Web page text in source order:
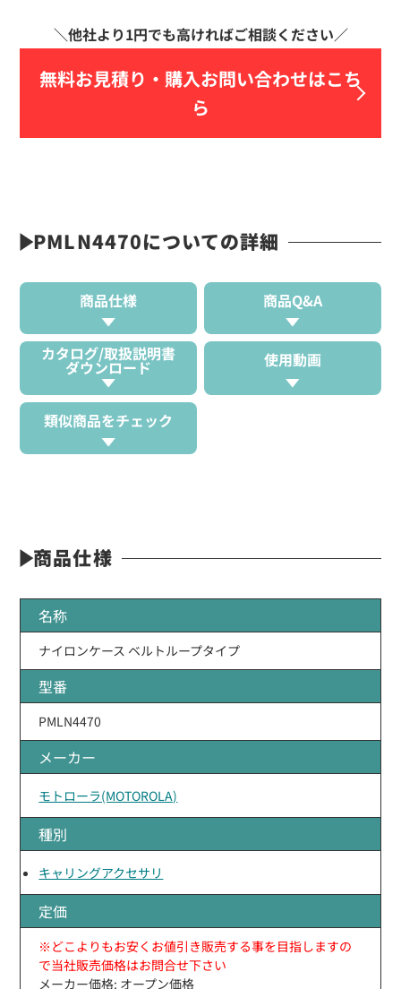
無料お見積り・ 購入お問い合わせはこち
ら
PMLN4470についての詳細
商品仕様 商品Q&A
カタログ/取扱説明書
ダウンロード 使用動画
類似商品をチェック
商品仕様
名称
ナイロンケース ベルトループタイプ
型番
PMLN4470
メーカー
モトローラ(MOTOROLA)
種別
キャリングアクセサリ
定価
※どこよりもお安くお値引き販売する事を目指しますの
で当社販売価格はお問合せ下さい
メーカー価格: オープン価格